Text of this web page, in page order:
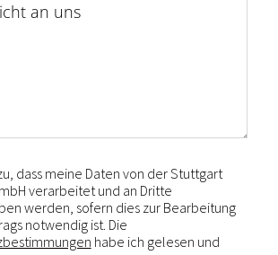
an uns
dass meine Daten von der Stuttgart
verarbeitet und an Dritte
werden, sofern dies zur Bearbeitung
notwendig ist. Die
habe ich gelesen und